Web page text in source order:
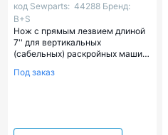
код Sewparts: 44288 Бренд:
B+S
Нож с прямым лезвием длиной
7'' для вертикальных
(сабельных) раскройных машин
Под заказ